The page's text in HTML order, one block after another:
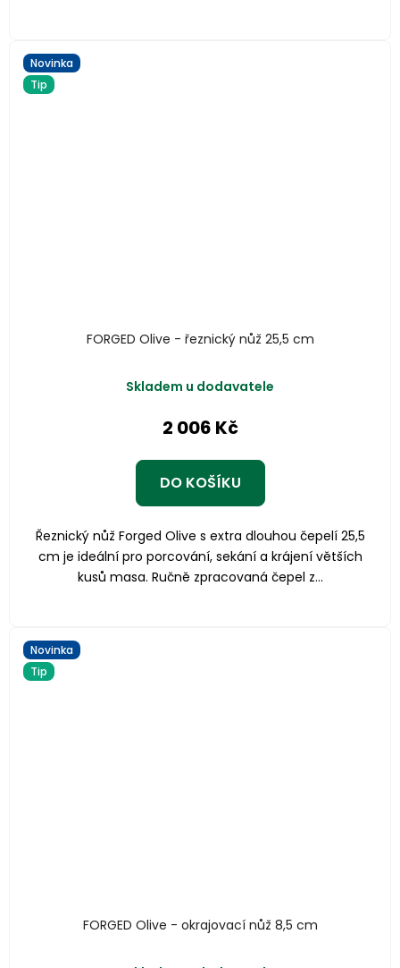
Novinka
Tip
FORGED Olive - řeznický nůž 25,5 cm
Skladem u dodavatele
2 006 Kč
DO KOŠÍKU
Řeznický nůž Forged Olive s extra dlouhou čepelí 25,5
cm je ideální pro porcování, sekání a krájení větších
kusů masa. Ručně zpracovaná čepel z...
Novinka
Tip
FORGED Olive - okrajovací nůž 8,5 cm